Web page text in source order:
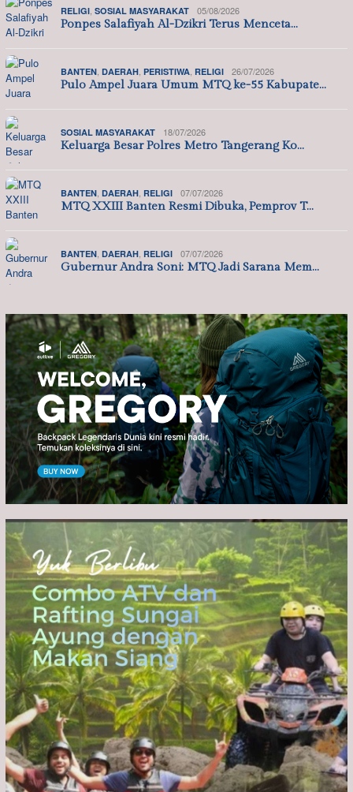
RELIGI SOSIAL MASYARAKAT 05/08/2026
Ponpes Salafiyah Al-Dzikri Terus Menceta…
BANTEN DAERAH PERISTIWA RELIGI 26/07/2026
Pulo Ampel Juara Umum MTQ ke-55 Kabupate…
SOSIAL MASYARAKAT 18/07/2026
Keluarga Besar Polres Metro Tangerang Ko…
BANTEN DAERAH RELIGI 07/07/2026
MTQ XXIII Banten Resmi Dibuka, Pemprov T…
BANTEN DAERAH RELIGI 07/07/2026
Gubernur Andra Soni: MTQ Jadi Sarana Mem…